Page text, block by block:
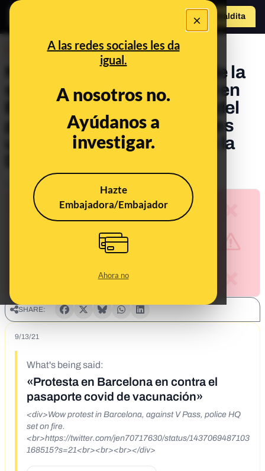
×
A las redes sociales les da
igual.
A nosotros no.
Ayúdanos a
investigar.
Hazte
Embajadora/Embajador
Ahora no
Hazte Maldito
No, esta protesta delante de la
sede de la Policía Nacional en
Barcelona no es en contra del
pasaporte de vacunación: es
una manifestación durante la
Publicado el
SHARE:
9/13/21
What's being said:
«Protesta en Barcelona en contra el
pasaporte covid de vacunación»
<div>Wow protest in Barcelona, against V Pass, police HQ
set on fire.
<br>https://twitter.com/jen70717630/status/1437069487103
168515?s=21<br><br><br></div>